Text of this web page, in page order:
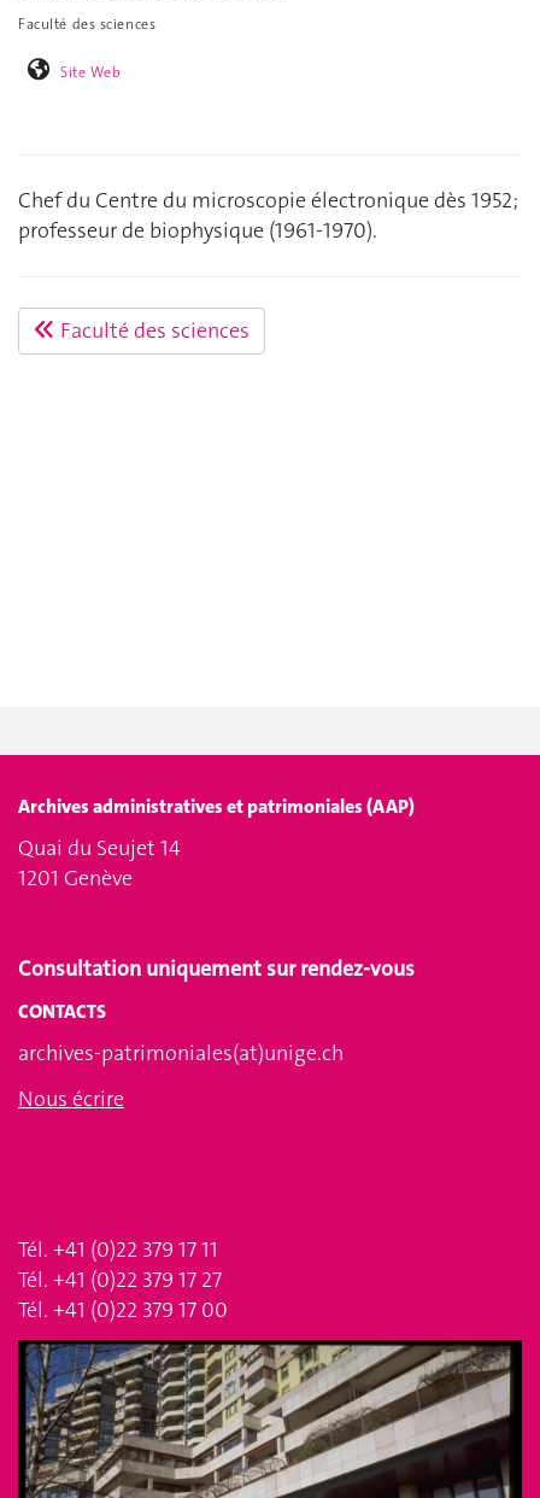
Faculté des sciences
Site Web
Chef du Centre du microscopie électronique dès 1952;
professeur de biophysique (1961-1970).
Faculté des sciences
Archives administratives et patrimoniales (AAP)
Quai du Seujet 14
1201 Genève
Consultation uniquement sur rendez-vous
CONTACTS
archives-patrimoniales(at)unige.ch
Nous écrire
Tél. +41 (0)22 379 17 11
Tél. +41 (0)22 379 17 27
Tél. +41 (0)22 379 17 00